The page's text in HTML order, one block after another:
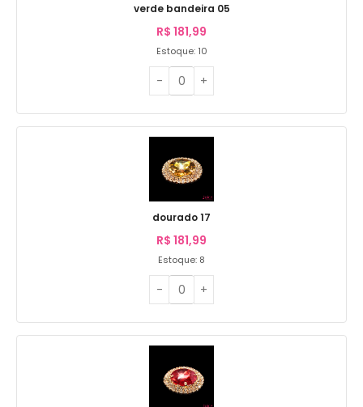
verde bandeira 05
R$ 181,99
Estoque: 10
dourado 17
R$ 181,99
Estoque: 8